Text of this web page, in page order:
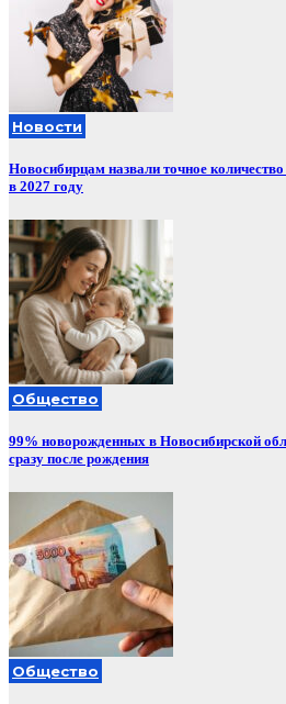
Новости
Новосибирцам назвали точное
в 2027 году
Общество
99% новорожденных в Новосибирской
сразу после рождения
Общество